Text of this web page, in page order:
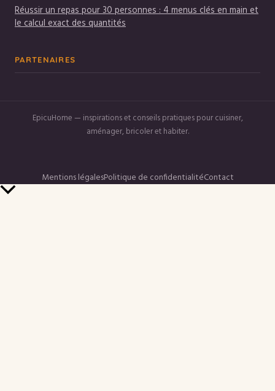
Réussir un repas pour 30 personnes : 4 menus clés en main et
le calcul exact des quantités
PARTENAIRES
EpicuHome — inspirations et conseils pratiques pour cuisiner,
aménager, bricoler et habiter.
Mentions légalesPolitique de confidentialitéContact